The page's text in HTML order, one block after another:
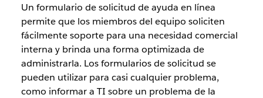
Un formulario de solicitud de ayuda en línea
permite que los miembros del equipo soliciten
fácilmente soporte para una necesidad comercial
interna y brinda una forma optimizada de
administrarla. Los formularios de solicitud se
pueden utilizar para casi cualquier problema,
como informar a TI sobre un problema de la